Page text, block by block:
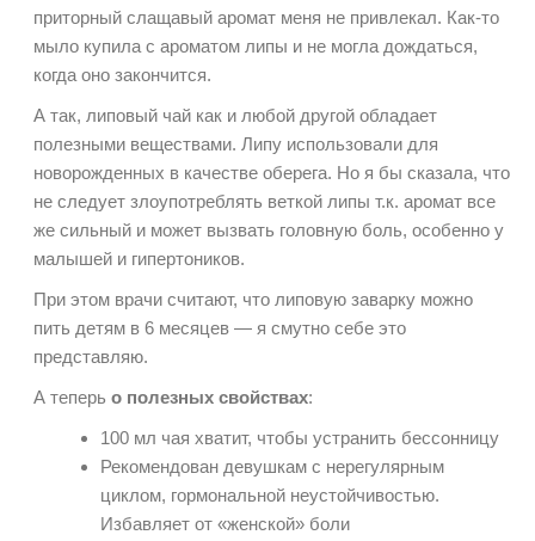
приторный слащавый аромат меня не привлекал. Как-то
мыло купила с ароматом липы и не могла дождаться,
когда оно закончится.
А так, липовый чай как и любой другой обладает
полезными веществами. Липу использовали для
новорожденных в качестве оберега. Но я бы сказала, что
не следует злоупотреблять веткой липы т.к. аромат все
же сильный и может вызвать головную боль, особенно у
малышей и гипертоников.
При этом врачи считают, что липовую заварку можно
пить детям в 6 месяцев — я смутно себе это
представляю.
А теперь о полезных свойствах:
100 мл чая хватит, чтобы устранить бессонницу
Рекомендован девушкам с нерегулярным
циклом, гормональной неустойчивостью.
Избавляет от «женской» боли